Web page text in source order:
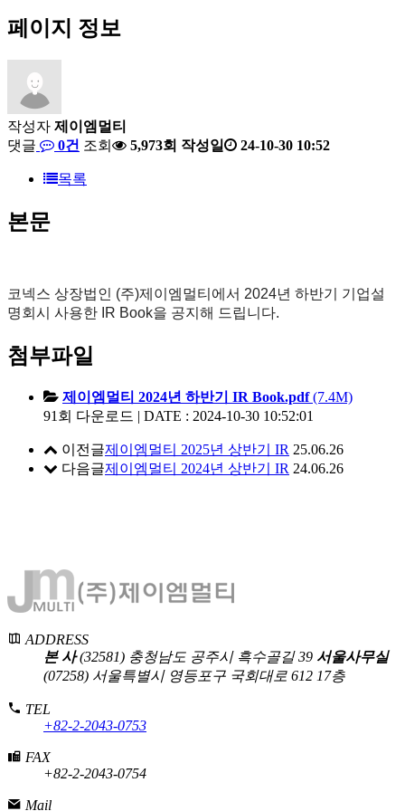
페이지 정보
작성자 제이엠멀티
댓글
0건 조회 5,973회 작성일 24-10-30 10:52
목록
본문
코넥스 상장법인 (주)제이엠멀티에서 2024년 하반기 기업설
명회시 사용한 IR Book을 공지해 드립니다.
첨부파일
제이엠멀티 2024년 하반기 IR Book.pdf(7.4M)
91회 다운로드 | DATE : 2024-10-30 10:52:01
이전글제이엠멀티 2025년 상반기 IR 25.06.26
다음글제이엠멀티 2024년 상반기 IR 24.06.26
ADDRESS
본 사(32581) 충청남도 공주시 흑수골길 39 서울사무실
(07258) 서울특별시 영등포구 국회대로 612 17층
TEL
+82-2-2043-0753
FAX
+82-2-2043-0754
Mail